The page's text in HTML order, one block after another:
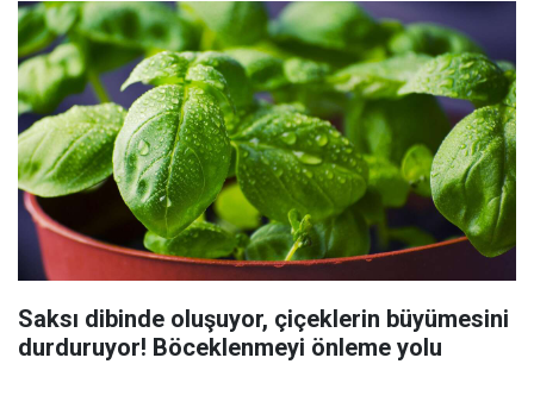
Saksı dibinde oluşuyor, çiçeklerin büyümesini
durduruyor! Böceklenmeyi önleme yolu